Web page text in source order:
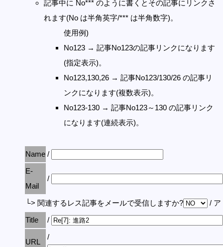
記事中に No*** のように書くとその記事にリンクさ
れます(No は半角英字/*** は半角数字)。
使用例)
No123 → 記事No123の記事リンクになります
(指定表示)。
No123,130,26 → 記事No123/130/26 の記事リ
ンクになります(複数表示)。
No123-130 → 記事No123～130 の記事リンク
になります(連続表示)。
Name /
E-
Mail
/
└> 関連するレス記事をメールで受信しますか?
/ ア
Title
/
URL
/